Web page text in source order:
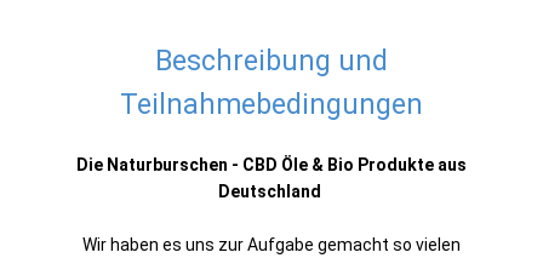
Beschreibung und
Teilnahmebedingungen
Die Naturburschen - CBD Öle & Bio Produkte aus
Deutschland
Wir haben es uns zur Aufgabe gemacht so vielen